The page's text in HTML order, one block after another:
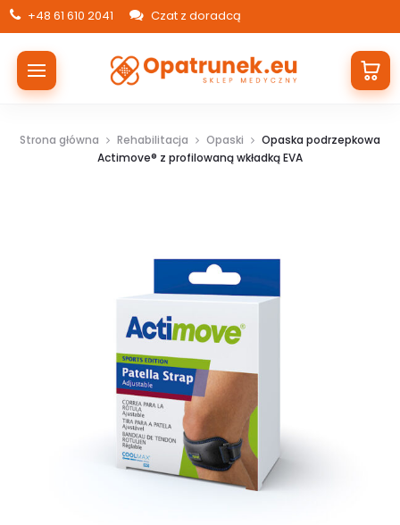
+48 61 610 2041 Czat z doradcą
Strona główna Rehabilitacja Opaski
Opaska podrzepkowa
Actimove® z profilowaną wkładką EVA